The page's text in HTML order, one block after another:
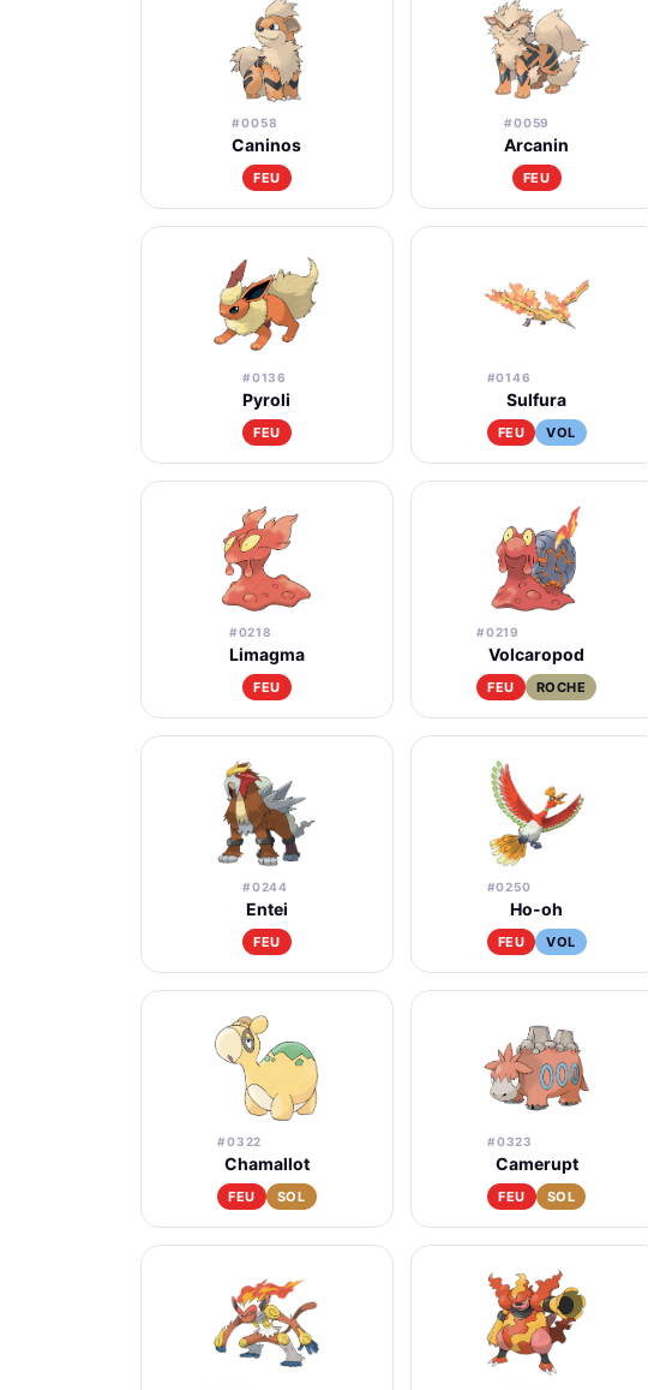
#0058
Caninos
FEU
#0059
Arcanin
FEU
#0136
Pyroli
FEU
#0146
Sulfura
FEU VOL
#0218
Limagma
FEU
#0219
Volcaropod
FEU ROCHE
#0244
Entei
FEU
#0250
Ho-oh
FEU VOL
#0322
Chamallot
FEU SOL
#0323
Camerupt
FEU SOL